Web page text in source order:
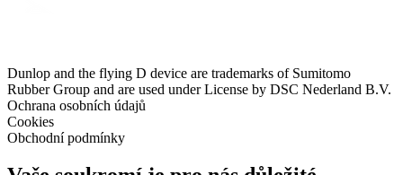
Dunlop and the flying D device are trademarks of Sumitomo
Rubber Group and are used under License by DSC Nederland B.V.
Ochrana osobních údajů
Cookies
Obchodní podmínky